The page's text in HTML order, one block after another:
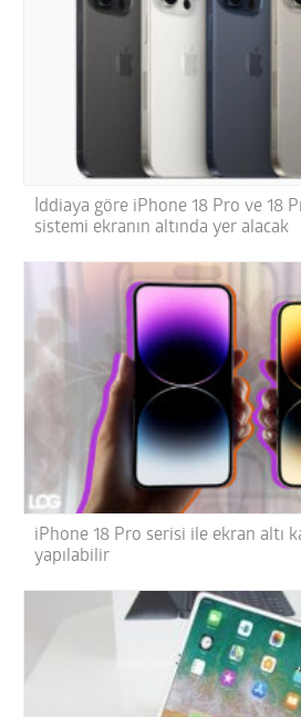
İddiaya göre iPhone 18 Pro ve 18
sistemi ekranın altında yer alacak
iPhone 18 Pro serisi ile ekran altı
yapılabilir